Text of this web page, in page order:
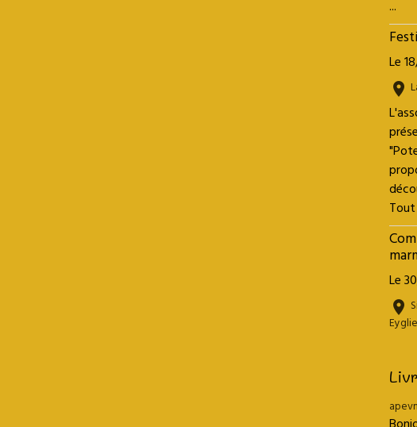
...
Le
Le